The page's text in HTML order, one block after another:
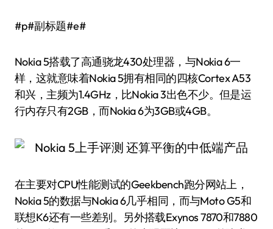
#p#副标题#e#
Nokia 5搭载了高通骁龙430处理器，与Nokia 6一
样，这就意味着Nokia 5拥有相同的四核Cortex A53
和兴，主频为1.4GHz，比Nokia 3出色不少。但是运
行内存只有2GB，而Nokia 6为3GB或4GB。
在主要对CPU性能测试的Geekbench跑分网站上，
Nokia 5的数据与Nokia 6几乎相同，而与Moto G5和
联想K6还有一些差别。另外搭载Exynos 7870和7880